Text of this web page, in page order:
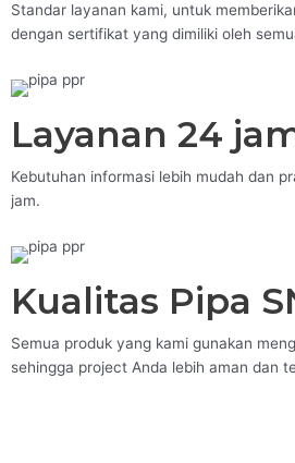
Standar layanan kami, untuk
dengan sertifikat yang dimiliki oleh
Layanan 24
Kebutuhan informasi lebih mudah dan
jam.
Kualitas Pipa
Semua produk yang kami gunakan
sehingga project Anda lebih aman dan